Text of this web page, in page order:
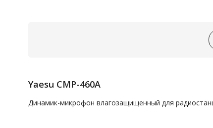
Yaesu CMP-460A
Динамик-микрофон влагозащищенный для